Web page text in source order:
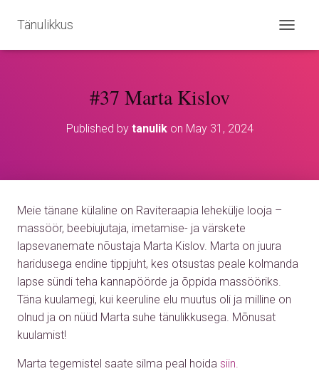
Tänulikkus
O
#37 Marta Kislov
Published by tanulikon May 31, 2024
Meie tänane külaline on Raviteraapia lehekülje looja –
massöör, beebiujutaja, imetamise- ja värskete
lapsevanemate nõustaja Marta Kislov. Marta on juura
haridusega endine tippjuht, kes otsustas peale kolmanda
lapse sündi teha kannapöörde ja õppida massööriks.
Täna kuulamegi, kui keeruline elu muutus oli ja milline on
olnud ja on nüüd Marta suhe tänulikkusega. Mõnusat
kuulamist!
Marta tegemistel saate silma peal hoida siin.